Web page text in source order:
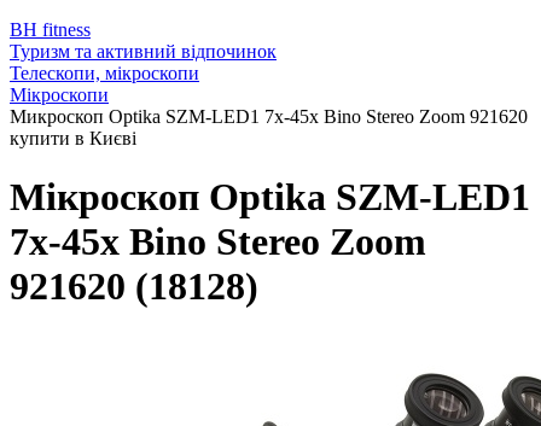
BH fitness
Туризм та активний відпочинок
Телескопи, мікроскопи
Мікроскопи
Микроскоп Optika SZM-LED1 7x-45x Bino Stereo Zoom 921620
купити в Києві
Мікроскоп Optika SZM-LED1
7x-45x Bino Stereo Zoom
921620 (18128)